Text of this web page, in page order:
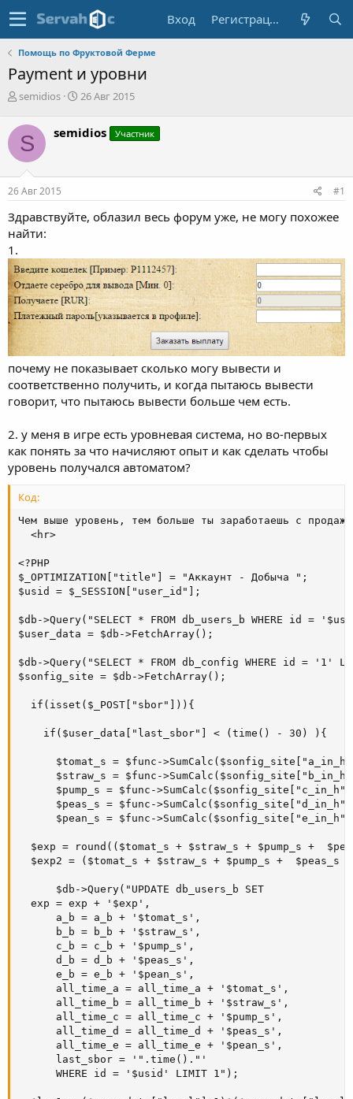
Вход Регистрация
Помощь по Фруктовой Ферме
Payment и уровни
А
т
о
р
т
е
м
semidios
Д
а
ч
а
26 Авг 2015
S semidios Участник
26 Авг 2015 #1
Здравствуйте, облазил весь форум уже, не могу похожее
найти:
1.
почему не показывает сколько могу вывести и
соответственно получить, и когда пытаюсь вывести
говорит, что пытаюсь вывести больше чем есть.
2. у меня в игре есть уровневая система, но во-первых
как понять за что начисляют опыт и как сделать чтобы
уровень получался автоматом?
Код:
Чем выше уровень, тем больше ты заработаешь с
  <hr>
<?PHP
$_OPTIMIZATION["title"] = "Аккаунт - Добыча ";
$usid = $_SESSION["user_id"];
$db->Query("SELECT * FROM db_users_b WHERE id =
$user_data = $db->FetchArray();
$db->Query("SELECT * FROM db_config WHERE id = '1'
$sonfig_site = $db->FetchArray();
  if(isset($_POST["sbor"])){
    if($user_data["last_sbor"] < (time() - 30) ){
$tomat_s = $func-
$straw_s = $func-
$pump_s = $func-
$peas_s = $func-
$pean_s = $func-
$exp = round(($tomat_s + $straw_s + $pump_s +
$exp2 = ($tomat_s + $straw_s + $pump_s +  $peas_s
      $db->Query("UPDATE db_users_b SET
  exp = exp + '$exp',
      a_b = a_b + '$tomat_s',
      b_b = b_b + '$straw_s',
      c_b = c_b + '$pump_s',
      d_b = d_b + '$peas_s',
      e_b = e_b + '$pean_s',
      all_time_a = all_time_a + '$tomat_s',
      all_time_b = all_time_b + '$straw_s',
      all_time_c = all_time_c + '$pump_s',
      all_time_d = all_time_d + '$peas_s',
      all_time_e = all_time_e + '$pean_s',
      last_sbor = '".time()."'
      WHERE id = '$usid' LIMIT 1");